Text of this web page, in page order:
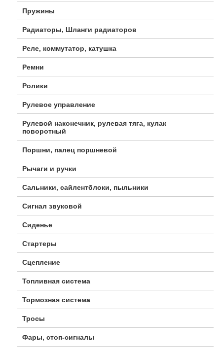
Пружины
Радиаторы, Шланги радиаторов
Реле, коммутатор, катушка
Ремни
Ролики
Рулевое управление
Рулевой наконечник, рулевая тяга, кулак
поворотный
Поршни, палец поршневой
Рычаги и ручки
Сальники, сайлентблоки, пыльники
Сигнал звуковой
Сиденье
Стартеры
Сцепление
Топливная система
Тормозная система
Тросы
Фары, стоп-сигналы